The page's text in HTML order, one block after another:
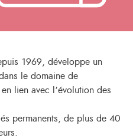
1969, développe un
le domaine de
lien avec l’évolution des
permanents, de plus de 40